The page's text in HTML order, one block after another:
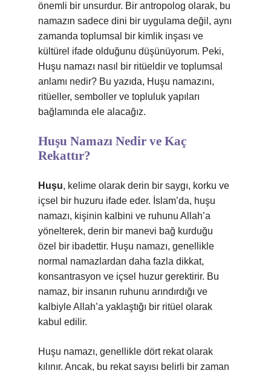
önemli bir unsurdur. Bir antropolog olarak, bu
namazın sadece dini bir uygulama değil, aynı
zamanda toplumsal bir kimlik inşası ve
kültürel ifade olduğunu düşünüyorum. Peki,
Huşu namazı nasıl bir ritüeldir ve toplumsal
anlamı nedir? Bu yazıda, Huşu namazını,
ritüeller, semboller ve topluluk yapıları
bağlamında ele alacağız.
Huşu Namazı Nedir ve Kaç
Rekattır?
Huşu, kelime olarak derin bir saygı, korku ve
içsel bir huzuru ifade eder. İslam’da, huşu
namazı, kişinin kalbini ve ruhunu Allah’a
yönelterek, derin bir manevi bağ kurduğu
özel bir ibadettir. Huşu namazı, genellikle
normal namazlardan daha fazla dikkat,
konsantrasyon ve içsel huzur gerektirir. Bu
namaz, bir insanın ruhunu arındırdığı ve
kalbiyle Allah’a yaklaştığı bir ritüel olarak
kabul edilir.
Huşu namazı, genellikle dört rekat olarak
kılınır. Ancak, bu rekat sayısı belirli bir zaman